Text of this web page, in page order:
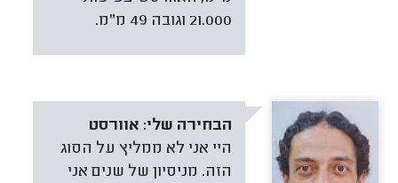
21.000 וגובה 49 מ"מ.
הבחירה שלי: אוורסט
היי אני לא ממליץ על הסוג
הזה. מניסיון של שנים אני